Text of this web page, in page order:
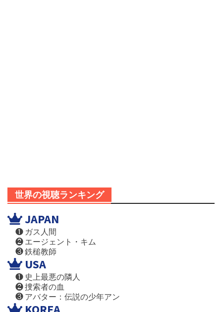
世界の視聴ランキング
JAPAN
❶ ガス人間
❷ エージェント・キム
❸ 鉄槌教師
USA
❶ 史上最悪の隣人
❷ 捜索者の血
❸ アバター：伝説の少年アン